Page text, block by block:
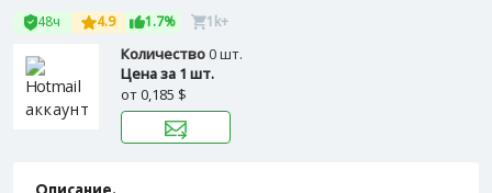
48ч 4.9 1.7% 1k+
Количество0 шт.
Цена за 1 шт.
от0,185 $